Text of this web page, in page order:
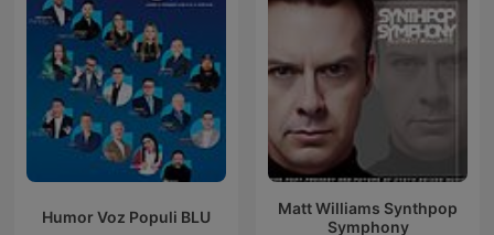
Humor Voz Populi BLU
Matt Williams Synthpop
Symphony